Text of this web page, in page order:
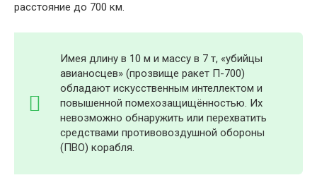
расстояние до 700 км.
Имея длину в 10 м и массу в 7 т, «убийцы
авианосцев» (прозвище ракет П-700)
обладают искусственным интеллектом и
повышенной помехозащищённостью. Их
невозможно обнаружить или перехватить
средствами противовоздушной обороны
(ПВО) корабля.